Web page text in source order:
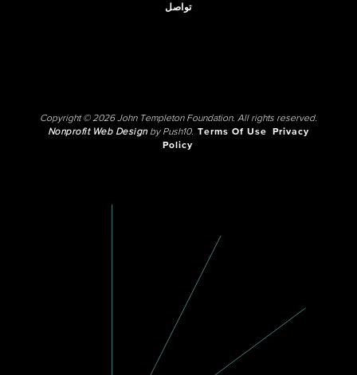
تواصل
Copyright © 2026 John Templeton Foundation. All rights reserved.
Nonprofit Web Designby Push10. Terms Of Use
Privacy
Policy